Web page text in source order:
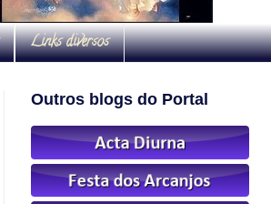
Links diversos
Outros blogs do Portal